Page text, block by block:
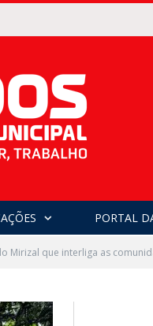
PORTAL
que interliga as